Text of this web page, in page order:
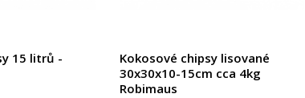
15 litrů -
Kokosové chipsy lisované
30x30x10-15cm cca 4kg
Robimaus